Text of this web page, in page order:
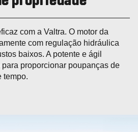
com a Valtra. O motor da
com regulação hidráulica
baixos. A potente e ágil
proporcionar poupanças de
tempo.